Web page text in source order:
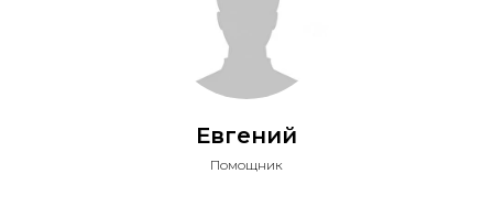
Евгений
Помощник